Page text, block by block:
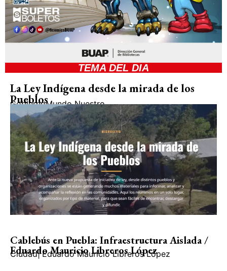
TEMA DEL DIA
La Ley Indígena desde la mirada de los
Pueblos
GobiernoMundo Nuestro
Cablebús en Puebla: Infraestructura Aislada /
Eduardo Mauricio Libreros López
Ciudad| Eduardo Mauricio Libreros López